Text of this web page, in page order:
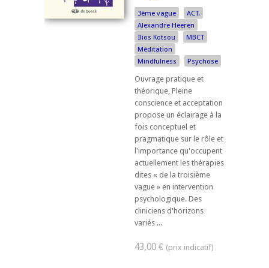
3ème vague
ACT.
Alexandre Heeren
Ilios Kotsou
MBCT
Méditation
Mindfulness
Psychose
Ouvrage pratique et
théorique, Pleine
conscience et acceptation
propose un éclairage à la
fois conceptuel et
pragmatique sur le rôle et
l'importance qu'occupent
actuellement les thérapies
dites « de la troisième
vague » en intervention
psychologique. Des
cliniciens d'horizons
variés ...
43,00 €